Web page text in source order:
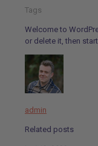
Tags
Welcome to
or delete it, then
admin
Related posts